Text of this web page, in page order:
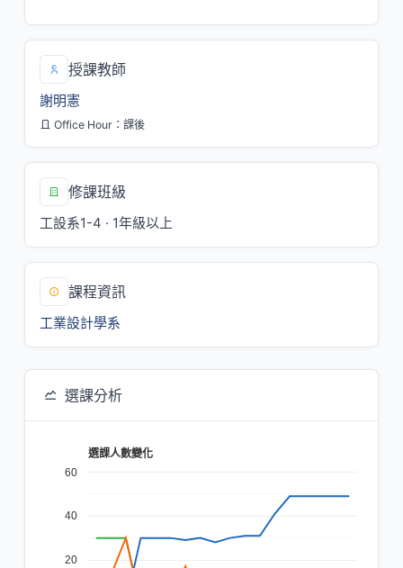
授課教師
謝明憲
Office Hour：課後
修課班級
工設系1-4 · 1年級以上
課程資訊
工業設計學系
選課分析
選課人數變化
20
40
60